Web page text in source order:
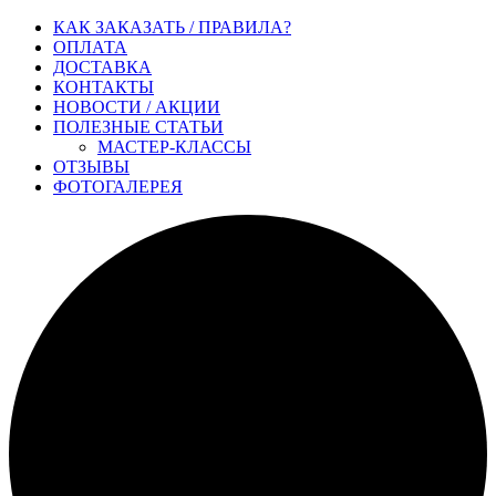
КАК ЗАКАЗАТЬ / ПРАВИЛА?
ОПЛАТА
ДОСТАВКА
КОНТАКТЫ
НОВОСТИ / АКЦИИ
ПОЛЕЗНЫЕ СТАТЬИ
МАСТЕР-КЛАССЫ
ОТЗЫВЫ
ФОТОГАЛЕРЕЯ